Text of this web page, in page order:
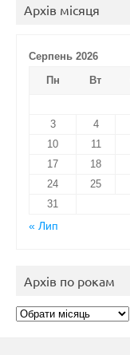
Архів місяця
Серпень 2026
Пн
Вт
3
4
10
11
17
18
24
25
31
« Лип
Архів по рокам
Архів